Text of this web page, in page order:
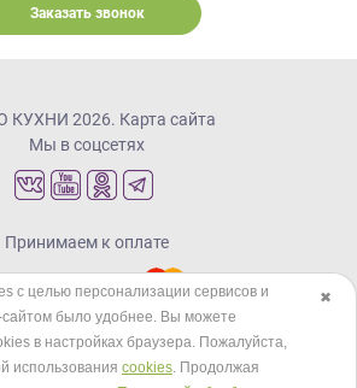
Заказать звонок
КУХНИ 2026. Карта сайта
Мы в соцсетях
Принимаем к оплате
Кредиты и рассрочка
✖
с целью персонализации сервисов и
сайтом было удобнее. Вы можете
в настройках браузера. Пожалуйста,
использования cookies. Продолжая